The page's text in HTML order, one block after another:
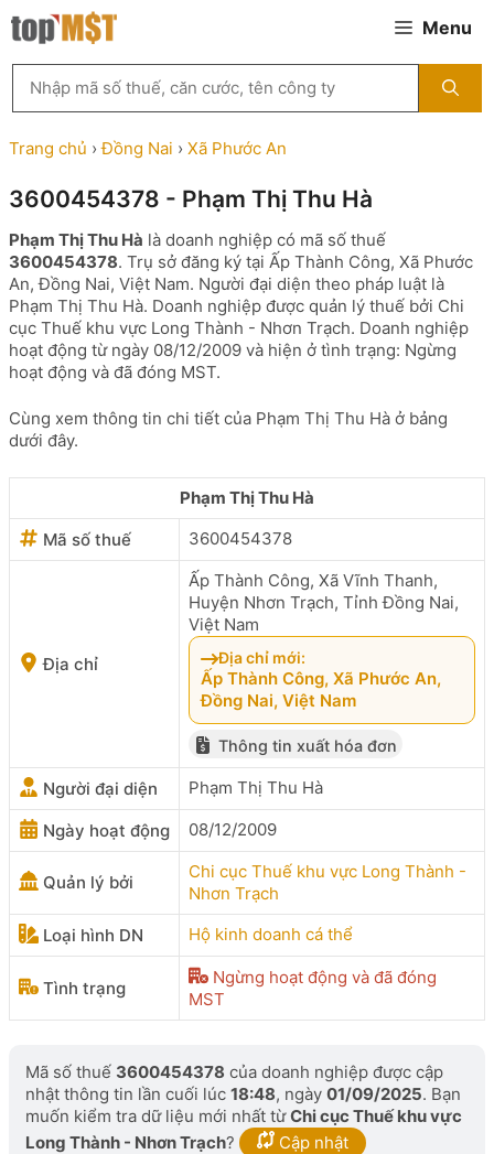
Chuyển
đến
Menu
kiếm
MST
theo
tên
ty,
đại
diện
hoặc
mã
số
thuế
...
Trang chủ ›Đồng Nai › Xã Phước An
3600454378 - Phạm Thị Thu Hà
Phạm Thị Thu Hà là doanh nghiệp có mã số thuế
3600454378. Trụ sở đăng ký tại Ấp Thành Công, Xã Phước
An, Đồng Nai, Việt Nam. Người đại diện theo pháp luật là
Phạm Thị Thu Hà. Doanh nghiệp được quản lý thuế bởi Chi
cục Thuế khu vực Long Thành - Nhơn Trạch. Doanh nghiệp
hoạt động từ ngày 08/12/2009 và hiện ở tình trạng: Ngừng
hoạt động và đã đóng MST.
Cùng xem thông tin chi tiết của Phạm Thị Thu Hà ở bảng
dưới đây.
Phạm Thị Thu Hà
Mã số thuế
3600454378
Địa chỉ
Ấp Thành Công, Xã Vĩnh Thanh,
Huyện Nhơn Trạch, Tỉnh Đồng Nai,
Việt Nam
Địa chỉ mới:
Ấp Thành Công, Xã Phước An,
Đồng Nai, Việt Nam
Thông tin xuất hóa đơn
Người đại diện Phạm Thị Thu Hà
Ngày hoạt động 08/12/2009
Quản lý bởi
Chi cục Thuế khu vực Long Thành -
Nhơn Trạch
Loại hình DN
Hộ kinh doanh cá thể
Tình trạng
Ngừng hoạt động và đã đóng
MST
Mã số thuế 3600454378 của doanh nghiệp được cập
nhật thông tin lần cuối lúc 18:48, ngày 01/09/2025. Bạn
muốn kiểm tra dữ liệu mới nhất từChi cục Thuế khu vực
Long Thành - Nhơn Trạch? Cập nhật